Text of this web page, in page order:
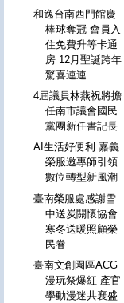
和逸台南西門館慶
棒球奪冠 會員入
住免費升等卡通
房 12月聖誕跨年
驚喜連連
4屆議員林燕祝將擔
任南市議會國民
黨團新任書記長
AI生活好便利 嘉義
榮服邀專師引領
數位轉型新風潮
臺南榮服處感謝雪
中送炭關懷協會
寒冬送暖照顧榮
民眷
臺南文創園區ACG
漫玩祭爆紅 產官
學動漫迷共襄盛